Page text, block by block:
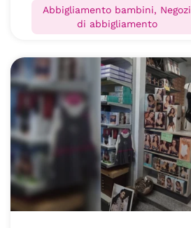
Abbigliamento bambini, Negozi
di abbigliamento